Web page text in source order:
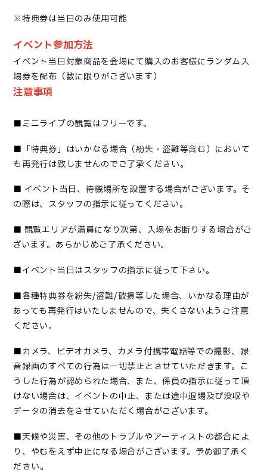
※特典券は当日のみ使用可能
イベント参加方法
イベント当日対象商品を会場にて購入のお客様にランダム入
場券を配布（数に限りがございます）
注意事項
■ミニライブの観覧はフリーです。
■「特典券」はいかなる場合（紛失・盗難等含む）において
も再発行は致しませんのでご了承ください。
■ イベント当日、待機場所を設置する場合がございます。そ
の際は、スタッフの指示に従ってください。
■ 観覧エリアが満員になり次第、入場をお断りする場合がご
ざいます。あらかじめご了承ください。
■イベント当日はスタッフの指示に従って下さい。
■各種特典券を紛失/盗難/破損等した場合、いかなる理由が
あっても再発行はいたしませんので、失くさないようご注意
ください。
■カメラ、ビデオカメラ、カメラ付携帯電話等での撮影、録
音録画のすべての行為は一切禁止とさせていただきます。こ
うした行為が認められた場合、また、係員の指示に従って頂
けない場合は、イベントの中止、または途中退場及び没収や
データの消去をさせていただく場合がございます。
■天候や災害、その他のトラブルやアーティストの都合によ
り、やむをえず中止になる場合がございます。予め御了承く
ださい。